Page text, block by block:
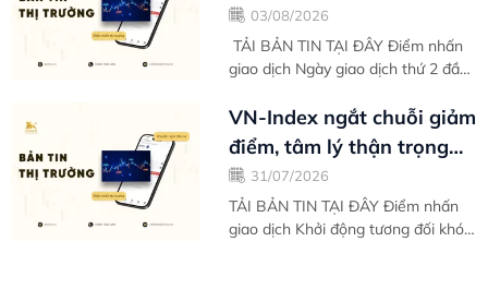
của tháng mới - Bản tin
thị...
03/08/2026
TẢI BẢN TIN TẠI ĐÂY Điểm nhấn
giao dịch Ngày giao dịch thứ 2 đầu
sắc xanh giúp VN-Index chinh phục
hoàn...
VN-Index ngắt chuỗi giảm
điểm, tâm lý thận trọng
khiến kết tuần chưa trọn
vẹn -...
31/07/2026
TẢI BẢN TIN TẠI ĐÂY Điểm nhấn
giao dịch Khởi động tương đối khó